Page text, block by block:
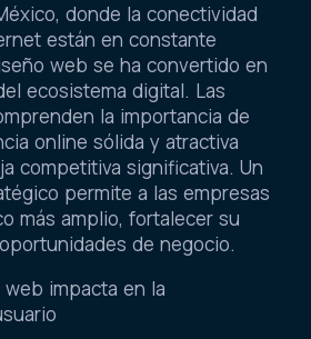
donde la conectividad
están en constante
web se ha convertido en
ecosistema digital. Las
la importancia de
online sólida y atractiva
competitiva significativa. Un
permite a las empresas
más amplio, fortalecer su
de negocio.
impacta en la